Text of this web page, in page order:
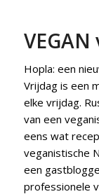
Hopla: een
Vrijdag is een
elke vrijdag.
van een
eens wat
veganistische
een
professionele